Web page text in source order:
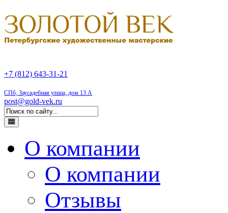
+7 (812) 643-31-21
СПб, Заусадебная улица, дом 13 А
post@gold-vek.ru
О компании
О компании
Отзывы